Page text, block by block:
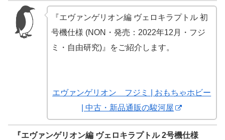
『エヴァンゲリオン編 ヴェロキラプトル 初
号機仕様 (NON・発売：2022年12月・フジ
ミ・自由研究)』をご紹介します。
エヴァンゲリオン フジミ | おもちゃホビー
| 中古・新品通販の駿河屋
『エヴァンゲリオン編 ヴェロキラプトル 2号機仕様